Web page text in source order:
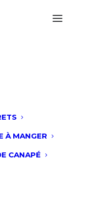
À MANGER
CANAPÉ